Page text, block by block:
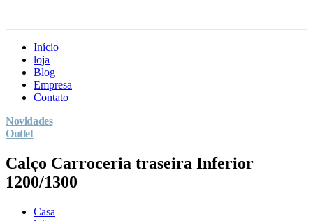
Início
loja
Blog
Empresa
Contato
Novidades
Outlet
Calço Carroceria traseira Inferior
1200/1300
Casa